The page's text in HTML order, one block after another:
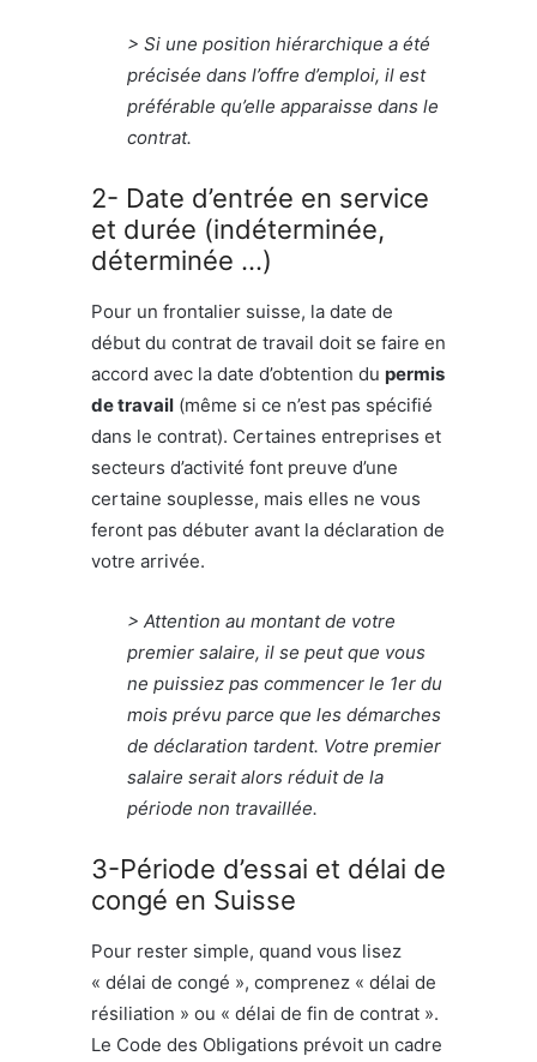
> Si une position hiérarchique a été
précisée dans l’offre d’emploi, il est
préférable qu’elle apparaisse dans le
contrat.
2- Date d’entrée en service
et durée (indéterminée,
déterminée …)
Pour un frontalier suisse, la date de
début du contrat de travail doit se faire en
accord avec la date d’obtention du permis
de travail (même si ce n’est pas spécifié
dans le contrat). Certaines entreprises et
secteurs d’activité font preuve d’une
certaine souplesse, mais elles ne vous
feront pas débuter avant la déclaration de
votre arrivée.
> Attention au montant de votre
premier salaire, il se peut que vous
ne puissiez pas commencer le 1er du
mois prévu parce que les démarches
de déclaration tardent. Votre premier
salaire serait alors réduit de la
période non travaillée.
3-Période d’essai et délai de
congé en Suisse
Pour rester simple, quand vous lisez
« délai de congé », comprenez « délai de
résiliation » ou « délai de fin de contrat ».
Le Code des Obligations prévoit un cadre